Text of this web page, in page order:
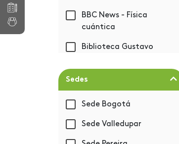
BBC News - Física
cuántica
Biblioteca Gustavo
Bienestar
Sedes
Sede Bogotá
Sede Valledupar